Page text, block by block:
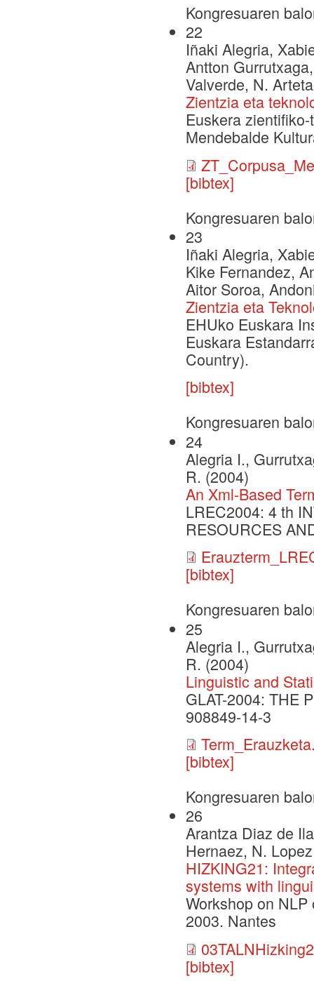
Kongresuaren
22
Iñaki Alegria,
Antton
Valverde, N.
Zientzia eta
Euskera
Mendebalde
[bibtex]
Kongresuaren
23
Iñaki Alegria,
Kike Fernandez,
Aitor Soroa,
Zientzia eta
EHUko Euskara
Euskara
Country).
[bibtex]
Kongresuaren
24
Alegria I.,
R. (2004)
An Xml-Based
LREC2004: 4 th
RESOURCES
[bibtex]
Kongresuaren
25
Alegria I.,
R. (2004)
Linguistic and
GLAT-2004: THE
908849-14-3
[bibtex]
Kongresuaren
26
Arantza Diaz de
Hernaez, N.
HIZKING21:
systems with
Workshop on
2003. Nantes
[bibtex]